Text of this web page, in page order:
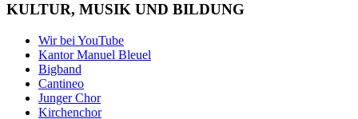
KULTUR, MUSIK UND BILDUNG
Wir bei YouTube
Kantor Manuel Bleuel
Bigband
Cantineo
Junger Chor
Kirchenchor